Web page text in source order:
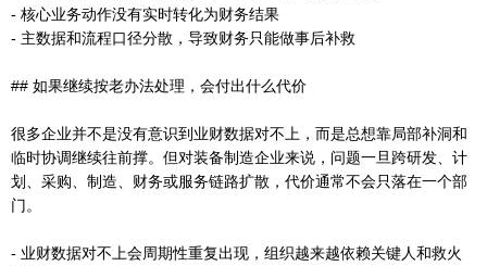
- 核心业务动作没有实时转化为财务结果
- 主数据和流程口径分散，导致财务只能做事后补救
## 如果继续按老办法处理，会付出什么代价
很多企业并不是没有意识到业财数据对不上，而是总想靠局部补洞和
临时协调继续往前撑。但对装备制造企业来说，问题一旦跨研发、计
划、采购、制造、财务或服务链路扩散，代价通常不会只落在一个部
门。
- 业财数据对不上会周期性重复出现，组织越来越依赖关键人和救火